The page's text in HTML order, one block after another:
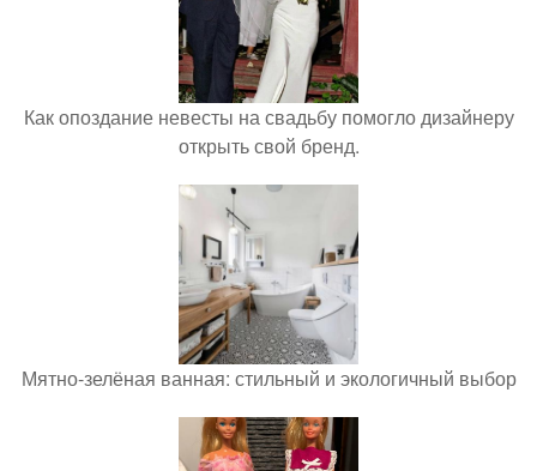
Как опоздание невесты на свадьбу помогло дизайнеру
открыть свой бренд.
Мятно-зелёная ванная: стильный и экологичный выбор